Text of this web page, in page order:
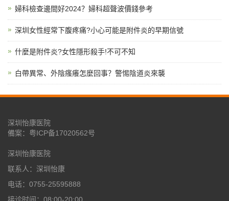
婦科檢查邊間好2024？婦科超聲波價錢參考
深圳女性經常下腹疼痛?小心可能是附件炎的早期信號
什麼是附件炎?女性隱形殺手!不可不知
白帶異常、外陰瘙癢怎麼回事？警惕陰道炎來襲
深圳怡康医院
備案： 粤ICP备17020562号
深圳怡康医院
联系人：深圳怡康
电话：0755-25595888
接诊时间：08:00-20:00